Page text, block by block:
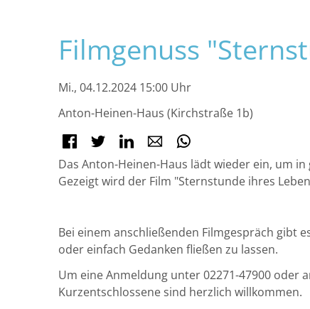
Navigation
überspringen
Filmgenuss
Mi., 04.12.2024 15:00 Uhr
Anton-Heinen-Haus (Kirchstraße 1b)
Facebook
Twitter LinkedInE-mail
Das Anton-Heinen-Haus lädt wieder ein, um
Gezeigt wird der Film "Sternstunde ihres
Bei einem anschließenden Filmgespräch gibt
oder einfach Gedanken fließen zu lassen.
Um eine Anmeldung unter 02271-47900 oder
Kurzentschlossene sind herzlich willkommen.